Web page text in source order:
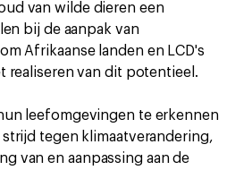
van wilde dieren een
bij de aanpak van
Afrikaanse landen en LCD's
realiseren van dit potentieel.
leefomgevingen te erkennen
tegen klimaatverandering,
van en aanpassing aan de